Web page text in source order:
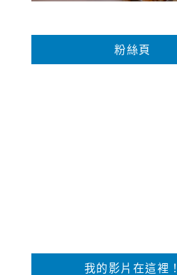
粉絲頁
我的影片在這裡！